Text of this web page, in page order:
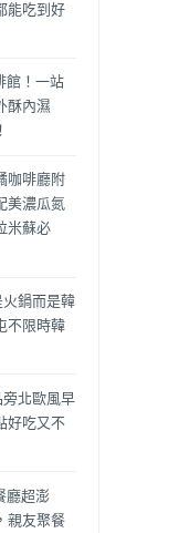
能吃到好
館！一站
酥內濕
咖啡廳附
美濃瓜氮
米蘇必
鍋而是韓
不限時韓
北歐風早
好吃又不
廳超澎
親友聚餐